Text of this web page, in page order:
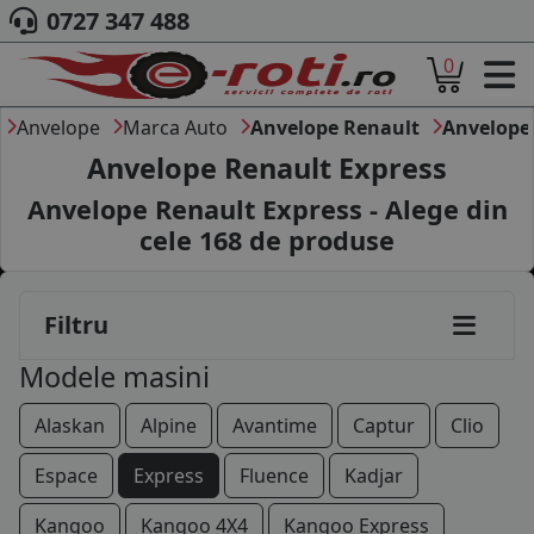
ACASA
DESPRE NOI
ANVELOPE
AUTO
CAMION
MOTO
MARCA AUTO
BLOG
B2B - COLABORARE COMPANII
CONT
0727 347 488
0
Anvelope Marca Auto Anvelope Renault
Anvelope Renault Express
Anvelope Renault Express - Alege din
cele 168 de produse
Filtru
Modele masini
Alaskan Alpine Avantime Captur
Clio
Espace
Express Fluence
Kadjar
Kangoo
Kangoo 4X4
Kangoo Express